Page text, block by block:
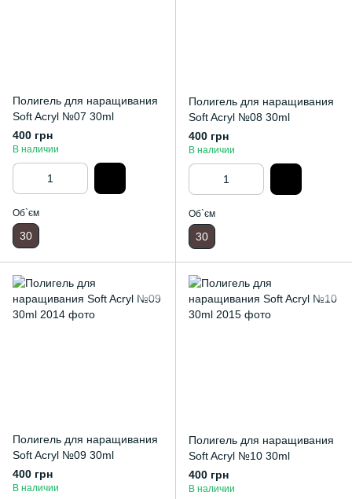
Полигель для наращивания
Soft Acryl №07 30ml
400 грн
В наличии
Об`єм
30
Полигель для наращивания
Soft Acryl №08 30ml
400 грн
В наличии
Об`єм
30
Полигель для наращивания
Soft Acryl №09 30ml
400 грн
В наличии
Полигель для наращивания
Soft Acryl №10 30ml
400 грн
В наличии